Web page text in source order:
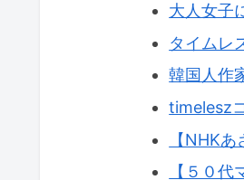
大人女子
タイムレ
韓国人作
timelesz
【NHK
【５０